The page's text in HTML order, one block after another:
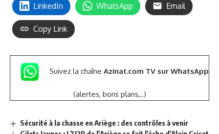
LinkedIn WhatsApp Email
Copy Link
Suivez la chaîne Azinat.com TV sur WhatsApp
(alertes, bons plans,..)
Sécurité à la chasse en Ariège : des contrôles à venir